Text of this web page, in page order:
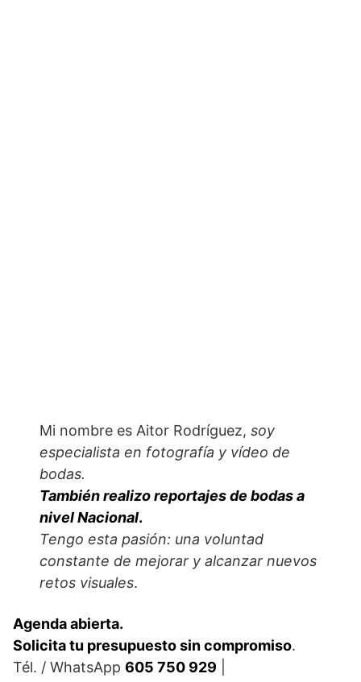
Mi nombre es Aitor Rodríguez, soy
especialista en fotografía y vídeo de
bodas.
También realizo reportajes de bodas a
nivel Nacional.
Tengo esta pasión: una voluntad
constante de mejorar y alcanzar nuevos
retos visuales.
Agenda abierta.
Solicita tu presupuesto sin compromiso.
Tél. / WhatsApp 605 750 929